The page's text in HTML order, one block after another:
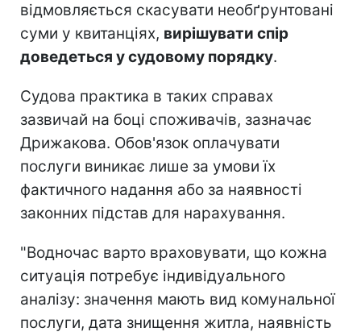
відмовляється скасувати необґрунтовані
суми у квитанціях, вирішувати спір
доведеться у судовому порядку.
Судова практика в таких справах
зазвичай на боці споживачів, зазначає
Дрижакова. Обов'язок оплачувати
послуги виникає лише за умови їх
фактичного надання або за наявності
законних підстав для нарахування.
"Водночас варто враховувати, що кожна
ситуація потребує індивідуального
аналізу: значення мають вид комунальної
послуги, дата знищення житла, наявність